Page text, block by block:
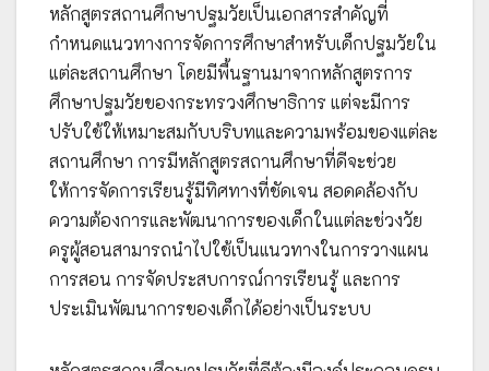
หลักสูตรสถานศึกษาปฐมวัยเป็นเอกสารสำคัญที่
กำหนดแนวทางการจัดการศึกษาสำหรับเด็กปฐมวัยใน
แต่ละสถานศึกษา โดยมีพื้นฐานมาจากหลักสูตรการ
ศึกษาปฐมวัยของกระทรวงศึกษาธิการ แต่จะมีการ
ปรับใช้ให้เหมาะสมกับบริบทและความพร้อมของแต่ละ
สถานศึกษา การมีหลักสูตรสถานศึกษาที่ดีจะช่วย
ให้การจัดการเรียนรู้มีทิศทางที่ชัดเจน สอดคล้องกับ
ความต้องการและพัฒนาการของเด็กในแต่ละช่วงวัย
ครูผู้สอนสามารถนำไปใช้เป็นแนวทางในการวางแผน
การสอน การจัดประสบการณ์การเรียนรู้ และการ
ประเมินพัฒนาการของเด็กได้อย่างเป็นระบบ